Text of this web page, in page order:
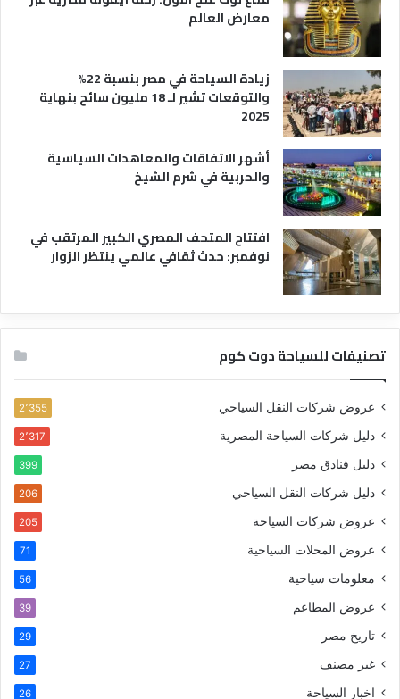
معارض العالم
زيادة السياحة في مصر بنسبة 22%
والتوقعات تشير لـ 18 مليون سائح بنهاية
2025
أشهر الاتفاقات والمعاهدات السياسية
والحربية في شرم الشيخ
افتتاح المتحف المصري الكبير المرتقب في
نوفمبر: حدث ثقافي عالمي ينتظر الزوار
تصنيفات للسياحة دوت كوم
عروض شركات النقل السياحي 2٬355
دليل شركات السياحة المصرية 2٬317
دليل فنادق مصر 399
دليل شركات النقل السياحي 206
عروض شركات السياحة 205
عروض المحلات السياحية 71
معلومات سياحية 56
عروض المطاعم 39
تاريخ مصر 29
غير مصنف 27
اخبار السياحة 26